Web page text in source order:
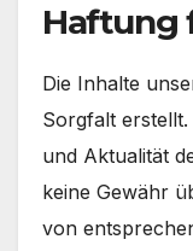
Haftung
Die Inhalte
Sorgfalt erstellt.
und Aktualität
keine Gewähr
von